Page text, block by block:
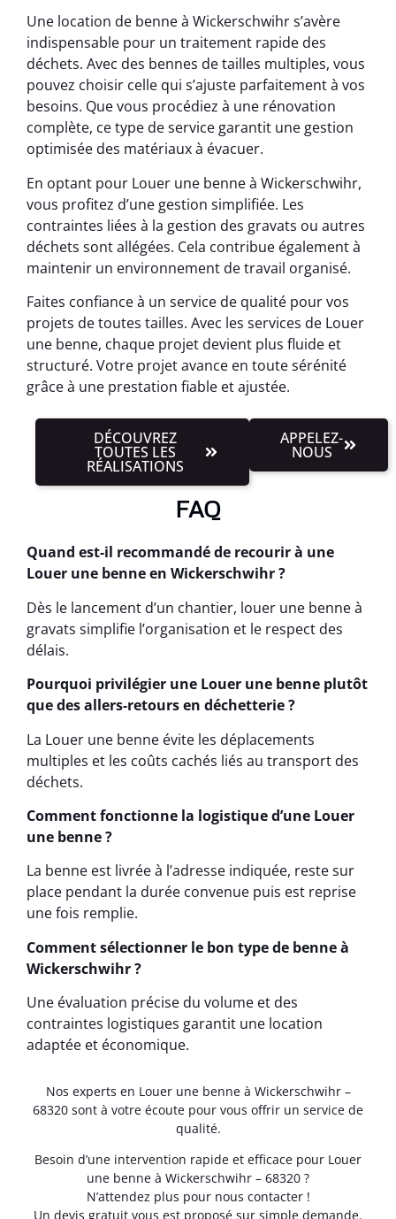
Une location de benne à Wickerschwihr s’avère
indispensable pour un traitement rapide des
déchets. Avec des bennes de tailles multiples, vous
pouvez choisir celle qui s’ajuste parfaitement à vos
besoins. Que vous procédiez à une rénovation
complète, ce type de service garantit une gestion
optimisée des matériaux à évacuer.
En optant pour Louer une benne à Wickerschwihr,
vous profitez d’une gestion simplifiée. Les
contraintes liées à la gestion des gravats ou autres
déchets sont allégées. Cela contribue également à
maintenir un environnement de travail organisé.
Faites confiance à un service de qualité pour vos
projets de toutes tailles. Avec les services de Louer
une benne, chaque projet devient plus fluide et
structuré. Votre projet avance en toute sérénité
grâce à une prestation fiable et ajustée.
DÉCOUVREZ
TOUTES LES
RÉALISATIONS
APPELEZ-
NOUS
FAQ
Quand est-il recommandé de recourir à une
Louer une benne en Wickerschwihr ?
Dès le lancement d’un chantier, louer une benne à
gravats simplifie l’organisation et le respect des
délais.
Pourquoi privilégier une Louer une benne plutôt
que des allers-retours en déchetterie ?
La Louer une benne évite les déplacements
multiples et les coûts cachés liés au transport des
déchets.
Comment fonctionne la logistique d’une Louer
une benne ?
La benne est livrée à l’adresse indiquée, reste sur
place pendant la durée convenue puis est reprise
une fois remplie.
Comment sélectionner le bon type de benne à
Wickerschwihr ?
Une évaluation précise du volume et des
contraintes logistiques garantit une location
adaptée et économique.
Nos experts en Louer une benne à Wickerschwihr –
68320 sont à votre écoute pour vous offrir un service de
qualité.
Besoin d’une intervention rapide et efficace pour Louer
une benne à Wickerschwihr – 68320 ?
N’attendez plus pour nous contacter !
Un devis gratuit vous est proposé sur simple demande.